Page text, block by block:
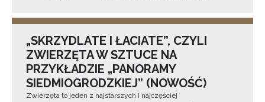
„SKRZYDLATE I ŁACIATE”, CZYLI
ZWIERZĘTA W SZTUCE NA
PRZYKŁADZIE „PANORAMY
SIEDMIOGRODZKIEJ” (NOWOŚĆ)
Zwierzęta to jeden z najstarszych i najczęściej